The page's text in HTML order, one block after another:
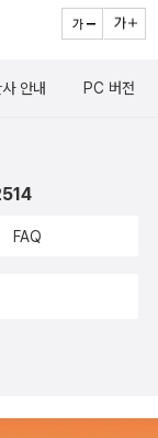
흑인들의 전통적 삶
. 독특한 풍습과 민
상상력을 가늠하게
인다. 그러나 이 작
기는 하나하나 개별
웰 쿠체 등 남아프
할 수 없는 영역이
다. 바로, 아버지. 아
날 하루, 감자와 카
게 보면 뻔하지.
하다가 결혼했는
드디어 쨍하고 해가
있다는 점. 음파렐
며 그에 따른 현상
있다. (이젠 몇 번
관해 처음으로 들
번 해야 할 만큼 깊
지 못하겠다. 서른
막 장편소설’로 발
의해 와해되는 원주
안내 PC 버전
FAQ